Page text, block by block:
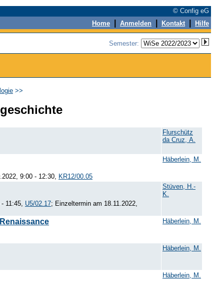
© Config eG
Home Anmelden Kontakt Hilfe
Semester:
>>
Flurschütz
da Cruz, A.
9:00 - 12:30, KR12/00.05
Häberlein, M.
11:45, U5/02.17; Einzeltermin am 18.11.2022,
Stüven, H.-
K.
Häberlein, M.
Häberlein, M.
Häberlein, M.